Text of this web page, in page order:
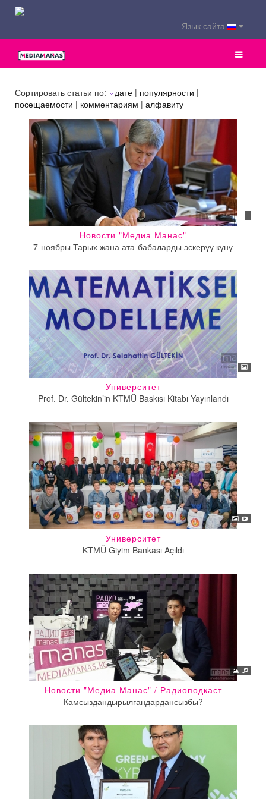
Язык сайта
Сортировать статьи по: дате | популярности |
посещаемости | комментариям | алфавиту
Новости "Медиа Манас"
7-ноябры Тарых жана ата-бабаларды эскерүү күнү
Университет
Prof. Dr. Gültekin’in KTMÜ Baskısı Kitabı Yayınlandı
Университет
KTMÜ Giyim Bankası Açıldı
Новости "Медиа Манас" / Радиоподкаст
Камсыздандырылгандардансызбы?